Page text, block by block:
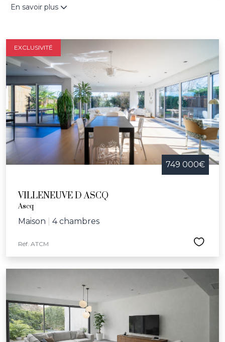
ainsi que des zones d’activités économiques majeures.
desservie par les transports en commun, elle allie
dynamisme économique et qualité de vie, ce qui en fait
un lieu prisé pour habiter ou investir.
En savoir plus
EXCLUSIVITÉ
749 000€
VILLENEUVE D ASCQ
Ascq
Maison 4 chambres
Réf. ATCM